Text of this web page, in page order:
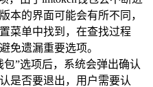
本的界面可能会有所不同，
菜单中找到，在查找过程
免遗漏重要选项。
包”选项后，系统会弹出确认
是否要退出，用户需要认